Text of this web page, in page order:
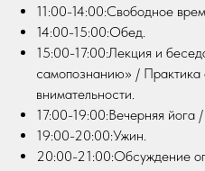
11:00-14:00:Свободное
14:00-15:00:Обед.
15:00-17:00:Лекция и
самопознанию» / Практика
внимательности.
17:00-19:00:Вечерняя йога
19:00-20:00:Ужин.
20:00-21:00:Обсуждение